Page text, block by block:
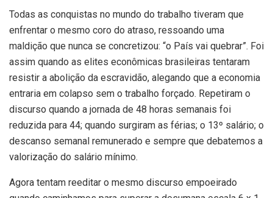
Todas as conquistas no mundo do trabalho tiveram que
enfrentar o mesmo coro do atraso, ressoando uma
maldição que nunca se concretizou: “o País vai quebrar”. Foi
assim quando as elites econômicas brasileiras tentaram
resistir a abolição da escravidão, alegando que a economia
entraria em colapso sem o trabalho forçado. Repetiram o
discurso quando a jornada de 48 horas semanais foi
reduzida para 44; quando surgiram as férias; o 13º salário; o
descanso semanal remunerado e sempre que debatemos a
valorização do salário mínimo.
Agora tentam reeditar o mesmo discurso empoeirado